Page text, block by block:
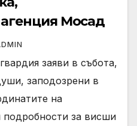
Мосад
заяви в събота,
заподозрени в
на
подробности за висши